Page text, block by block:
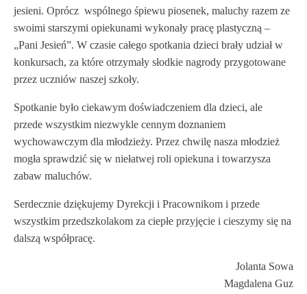
jesieni. Oprócz wspólnego śpiewu piosenek, maluchy razem ze
swoimi starszymi opiekunami wykonały pracę plastyczną –
„Pani Jesień”. W czasie całego spotkania dzieci brały udział w
konkursach, za które otrzymały słodkie nagrody przygotowane
przez uczniów naszej szkoły.
Spotkanie było ciekawym doświadczeniem dla dzieci, ale
przede wszystkim niezwykle cennym doznaniem
wychowawczym dla młodzieży. Przez chwilę nasza młodzież
mogła sprawdzić się w niełatwej roli opiekuna i towarzysza
zabaw maluchów.
Serdecznie dziękujemy Dyrekcji i Pracownikom i przede
wszystkim przedszkolakom za ciepłe przyjęcie i cieszymy się na
dalszą współpracę.
Jolanta Sowa
Magdalena Guz